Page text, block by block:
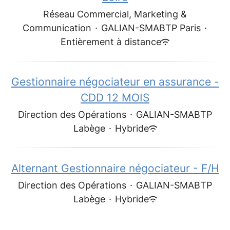
Réseau Commercial, Marketing &
Communication · GALIAN-SMABTP Paris ·
Entièrement à distance
Gestionnaire négociateur en assurance -
CDD 12 MOIS
Direction des Opérations · GALIAN-SMABTP
Labège · Hybride
Alternant Gestionnaire négociateur - F/H
Direction des Opérations · GALIAN-SMABTP
Labège · Hybride